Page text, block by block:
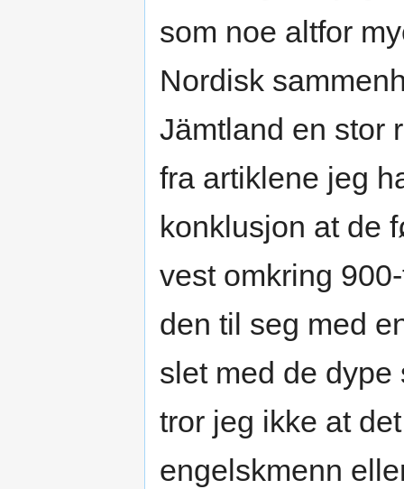
som noe altfor
Nordisk
Jämtland en stor
fra artiklene jeg
konklusjon at de
vest omkring
den til seg med
slet med de
tror jeg ikke at
engelskmenn